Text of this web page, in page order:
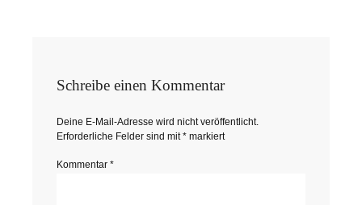
Schreibe einen Kommentar
Deine E-Mail-Adresse wird nicht veröffentlicht.
Erforderliche Felder sind mit* markiert
Kommentar *